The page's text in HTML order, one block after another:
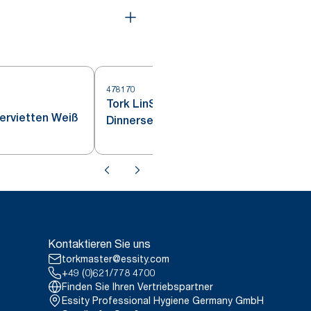
Weiß
478170
Tork LinStyle® XL-
Dinnerservietten Weiß
Kontaktieren Sie uns
torkmaster@essity.com
+49 (0)621/778 4700
Finden Sie Ihren Vertriebspartner
Essity Professional Hygiene Germany GmbH